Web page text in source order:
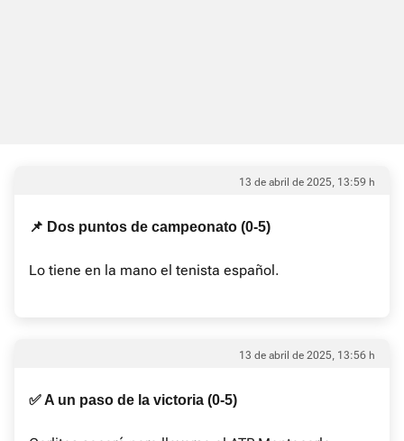
13 de abril de 2025, 13:59 h
📌 Dos puntos de campeonato (0-5)
Lo tiene en la mano el tenista español.
13 de abril de 2025, 13:56 h
✅ A un paso de la victoria (0-5)